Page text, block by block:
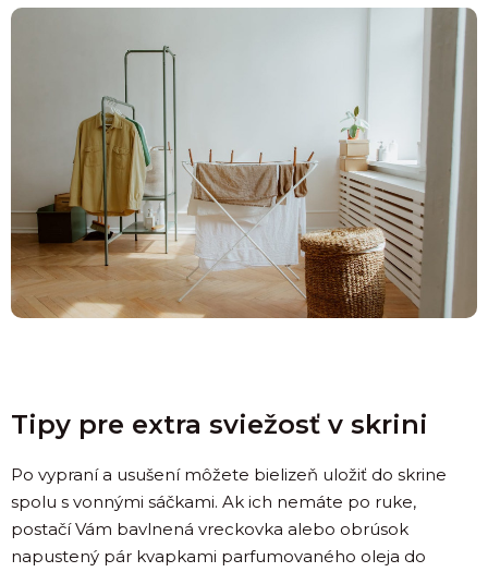
Tipy pre extra sviežosť v skrini
Po vypraní a usušení môžete bielizeň uložiť do skrine
spolu s vonnými sáčkami. Ak ich nemáte po ruke,
postačí Vám bavlnená vreckovka alebo obrúsok
napustený pár kvapkami parfumovaného oleja do